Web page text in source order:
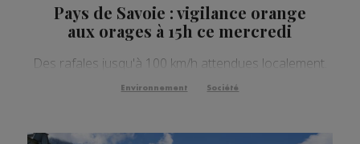
Pays de Savoie : vigilance orange
aux orages à 15h ce mercredi
Des rafales jusqu'à 100 km/h attendues localement.
Environnement Société